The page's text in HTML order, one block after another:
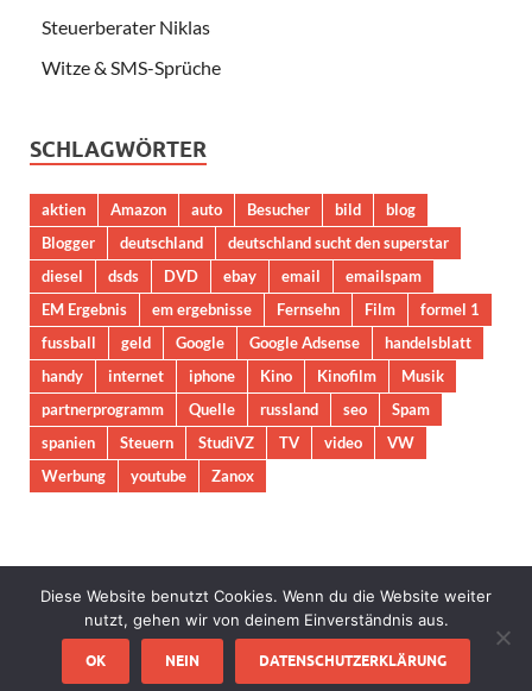
Steuerberater Niklas
Witze & SMS-Sprüche
SCHLAGWÖRTER
aktien Amazon auto Besucher bild
blog
Blogger
deutschland
deutschland sucht den superstar
diesel
dsds DVD ebay email
emailspam
EM Ergebnis
em ergebnisse Fernsehn Film
formel 1
fussball
geld Google Google Adsense
handelsblatt
handy
internet iphone Kino Kinofilm
Musik
partnerprogramm
Quelle russland seo
Spam
spanien
Steuern StudiVZ TV video
VW
Werbung
youtube Zanox
Copyright © 2026Freeweb24.de.
Mit Stolz präsentiert von
WordPress
Diese Website benutzt Cookies. Wenn du die Website weiter
nutzt, gehen wir von deinem Einverständnis aus.
OK NEIN DATENSCHUTZERKLÄRUNG